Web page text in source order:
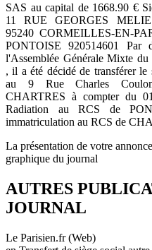
SAS au capital de 1668.90 €
11 RUE GEORGES
95240 CORMEILLES-EN-
PONTOISE 920514601 Par
l'Assemblée Générale Mixte du
, il a été décidé de transférer le
au 9 Rue Charles
CHARTRES à compter du
Radiation au RCS de
immatriculation au RCS de
La présentation de votre
graphique du journal
AUTRES
JOURNAL
Le Parisien.fr (Web)